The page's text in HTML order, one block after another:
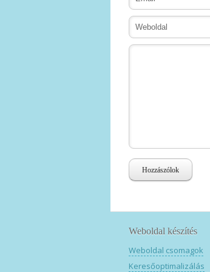
Hozzászólok
Weboldal készítés
Weboldal csomagok
Keresőoptimalizálás